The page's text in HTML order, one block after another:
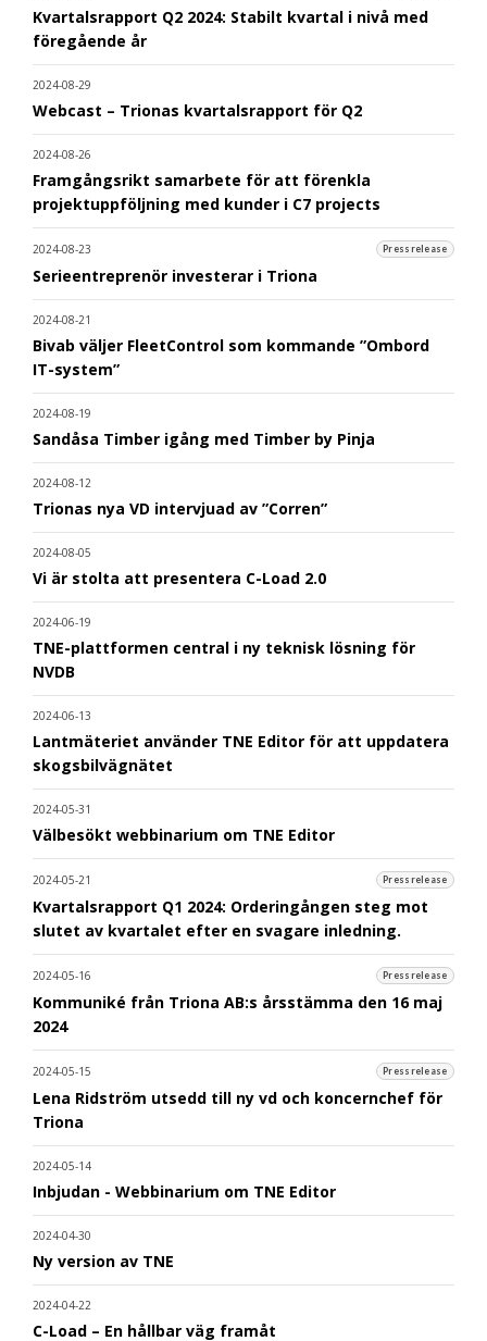
Kvartalsrapport Q2 2024: Stabilt kvartal i nivå med
föregående år
2024-08-29
Webcast – Trionas kvartalsrapport för Q2
2024-08-26
Framgångsrikt samarbete för att förenkla
projektuppföljning med kunder i C7 projects
2024-08-23 Pressrelease
Serieentreprenör investerar i Triona
2024-08-21
Bivab väljer FleetControl som kommande ”Ombord
IT-system”
2024-08-19
Sandåsa Timber igång med Timber by Pinja
2024-08-12
Trionas nya VD intervjuad av ”Corren”
2024-08-05
Vi är stolta att presentera C-Load 2.0
2024-06-19
TNE-plattformen central i ny teknisk lösning för
NVDB
2024-06-13
Lantmäteriet använder TNE Editor för att uppdatera
skogsbilvägnätet
2024-05-31
Välbesökt webbinarium om TNE Editor
2024-05-21 Pressrelease
Kvartalsrapport Q1 2024: Orderingången steg mot
slutet av kvartalet efter en svagare inledning.
2024-05-16 Pressrelease
Kommuniké från Triona AB:s årsstämma den 16 maj
2024
2024-05-15 Pressrelease
Lena Ridström utsedd till ny vd och koncernchef för
Triona
2024-05-14
Inbjudan - Webbinarium om TNE Editor
2024-04-30
Ny version av TNE
2024-04-22
C-Load – En hållbar väg framåt